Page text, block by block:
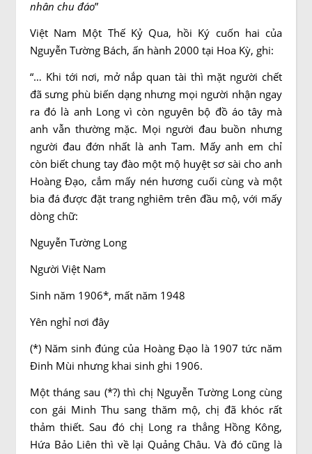
nhân chu đáo”
Việt Nam Một Thế Kỷ Qua, hồi Ký cuốn hai của
Nguyễn Tường Bách, ấn hành 2000 tại Hoa Kỳ, ghi:
“… Khi tới nơi, mở nắp quan tài thì mặt người chết
đã sưng phù biến dạng nhưng mọi người nhận ngay
ra đó là anh Long vì còn nguyên bộ đồ áo tây mà
anh vẫn thường mặc. Mọi người đau buồn nhưng
người đau đớn nhất là anh Tam. Mấy anh em chỉ
còn biết chung tay đào một mộ huyệt sơ sài cho anh
Hoàng Đạo, cắm mấy nén hương cuối cùng và một
bia đá được đặt trang nghiêm trên đầu mộ, với mấy
dòng chữ:
Nguyễn Tường Long
Người Việt Nam
Sinh năm 1906*, mất năm 1948
Yên nghỉ nơi đây
(*) Năm sinh đúng của Hoàng Đạo là 1907 tức năm
Đinh Mùi nhưng khai sinh ghi 1906.
Một tháng sau (*?) thì chị Nguyễn Tường Long cùng
con gái Minh Thu sang thăm mộ, chị đã khóc rất
thảm thiết. Sau đó chị Long ra thẳng Hồng Kông,
Hứa Bảo Liên thì về lại Quảng Châu. Và đó cũng là